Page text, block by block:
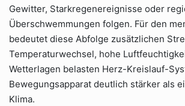
Gewitter, Starkregenereignisse oder
Überschwemmungen folgen. Für den
bedeutet diese Abfolge zusätzlichen
Temperaturwechsel, hohe
Wetterlagen belasten Herz-Kreislauf-
Bewegungsapparat deutlich stärker als
Klima.